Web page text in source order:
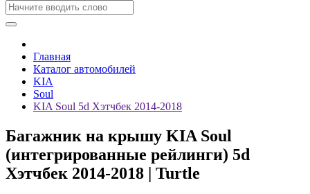
Главная
Каталог автомобилей
KIA
Soul
KIA Soul 5d Хэтчбек 2014-2018
Багажник на крышу KIA Soul
(интегрированные рейлинги) 5d
Хэтчбек 2014-2018 | Turtle